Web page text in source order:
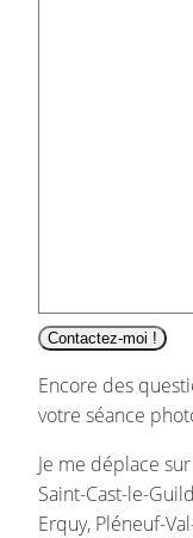
Contactez-moi !
Encore des
votre séance
Je me déplace
Saint-Cast-le-
Erquy, Pléneuf-